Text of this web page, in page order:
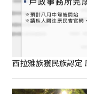
西拉雅族獲民族認定